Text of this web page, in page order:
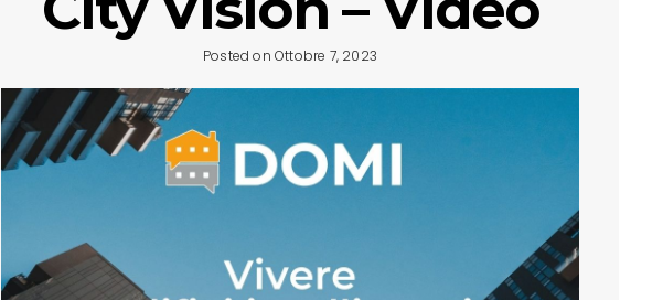
Posted on Ottobre 7, 2023